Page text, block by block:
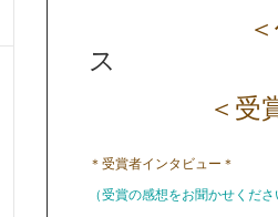
＜作
ス
＜受
＊受賞者インタビュー＊
（受賞の感想をお聞かせくだ